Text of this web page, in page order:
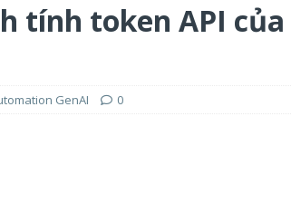
tính token API của
GenAI 0